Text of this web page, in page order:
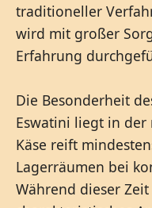
traditioneller
wird mit großer
Erfahrung
Die Besonderheit
Eswatini liegt in
Käse reift
Lagerräumen bei
Während dieser